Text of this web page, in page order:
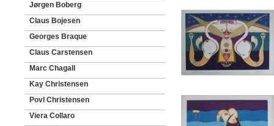
Jørgen Boberg
Claus Bojesen
Georges Braque
Claus Carstensen
Marc Chagall
Kay Christensen
Povl Christensen
Viera Collaro